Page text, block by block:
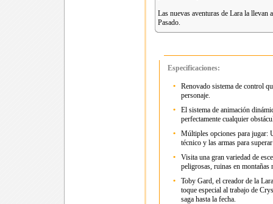
Las nuevas aventuras de Lara la llevan
Pasado.
Especificaciones:
•
Renovado sistema de control
personaje.
•
El sistema de animación
perfectamente cualquier
•
Múltiples opciones para jugar:
técnico y las armas para
•
Visita una gran variedad de
peligrosas, ruinas en montañas
•
Toby Gard, el creador de la
toque especial al trabajo de
saga hasta la fecha.